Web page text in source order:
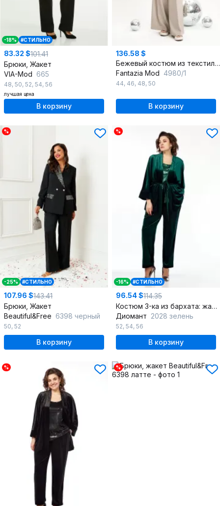
-18% #СТИЛЬНО
83.32 $101.41
Брюки, Жакет
VIA-Mod 665
48, 50, 52, 54, 56
лучшая цена
В корзину
136.58 $
Бежевый костюм из текстиля с пайетковым жакетом и палаццо
Fantazia Mod 4980/1
44, 46, 48, 50
В корзину
%
-25% #СТИЛЬНО
107.96 $143.41
Брюки, Жакет
Beautiful&Free 6398 черный
50, 52
В корзину
%
-16% #СТИЛЬНО
96.54 $114.35
Костюм 3-ка из бархата: жакет-кимоно и свободные брюки
Диомант 2028 зелень
52, 54, 56
В корзину
% %